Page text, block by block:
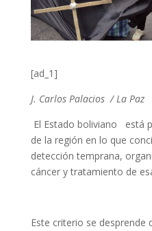
[ad_1]
J. Carlos Palacios / La Paz
El Estado boliviano está
de la región en lo que
detección temprana,
cáncer y tratamiento de
Este criterio se desprende